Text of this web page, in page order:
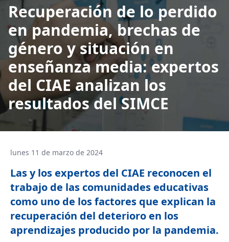
Recuperación de lo perdido
en pandemia, brechas de
género y situación en
enseñanza media: expertos
del CIAE analizan los
resultados del SIMCE
lunes 11 de marzo de 2024
Las y los expertos del CIAE reconocen el
trabajo de las comunidades educativas
como uno de los factores que explican la
recuperación del deterioro en los
aprendizajes producido por la pandemia.